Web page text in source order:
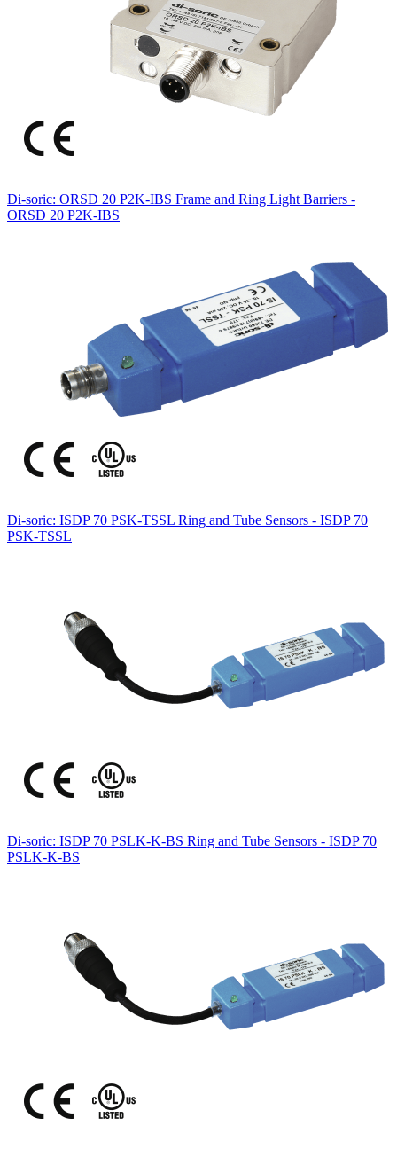
Di-soric: ORSD 20 P2K-IBS Frame and Ring Light Barriers -
ORSD 20 P2K-IBS
Di-soric: ISDP 70 PSK-TSSL Ring and Tube Sensors - ISDP 70
PSK-TSSL
Di-soric: ISDP 70 PSLK-K-BS Ring and Tube Sensors - ISDP 70
PSLK-K-BS